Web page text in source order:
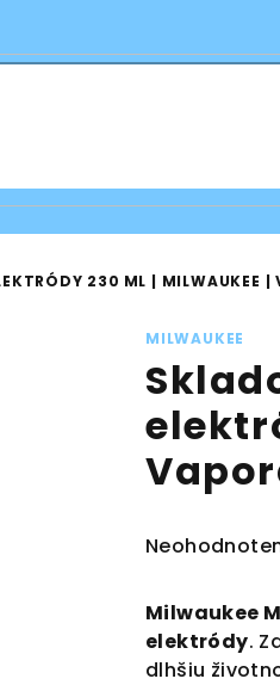
230 ML | MILWAUKEE |
MILWAUKEE
Priemerné
produktu
je
0,0
Milwaukee
elektródy.
dlhšiu